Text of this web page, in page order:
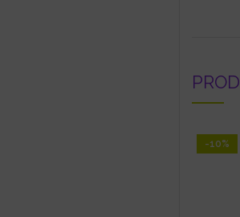
-10%